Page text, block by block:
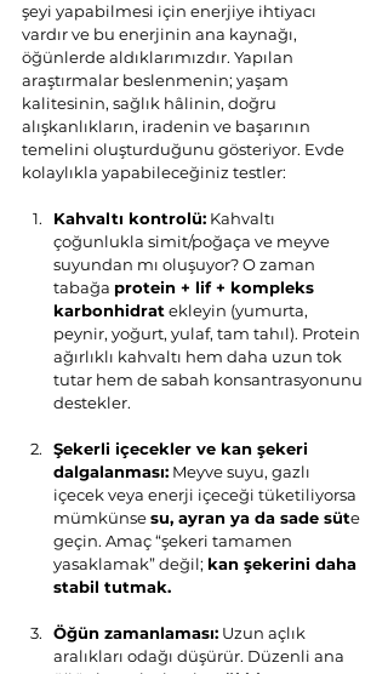
şeyi yapabilmesi için enerjiye ihtiyacı
vardır ve bu enerjinin ana kaynağı,
öğünlerde aldıklarımızdır. Yapılan
araştırmalar beslenmenin; yaşam
kalitesinin, sağlık hâlinin, doğru
alışkanlıkların, iradenin ve başarının
temelini oluşturduğunu gösteriyor. Evde
kolaylıkla yapabileceğiniz testler:
Kahvaltı kontrolü: Kahvaltı
çoğunlukla simit/poğaça ve meyve
suyundan mı oluşuyor? O zaman
tabağa protein + lif + kompleks
karbonhidrat ekleyin (yumurta,
peynir, yoğurt, yulaf, tam tahıl). Protein
ağırlıklı kahvaltı hem daha uzun tok
tutar hem de sabah konsantrasyonunu
destekler.
Şekerli içecekler ve kan şekeri
dalgalanması: Meyve suyu, gazlı
içecek veya enerji içeceği tüketiliyorsa
mümkünse su, ayran ya da sade süte
geçin. Amaç “şekeri tamamen
yasaklamak” değil; kan şekerini daha
stabil tutmak.
Öğün zamanlaması: Uzun açlık
aralıkları odağı düşürür. Düzenli ana